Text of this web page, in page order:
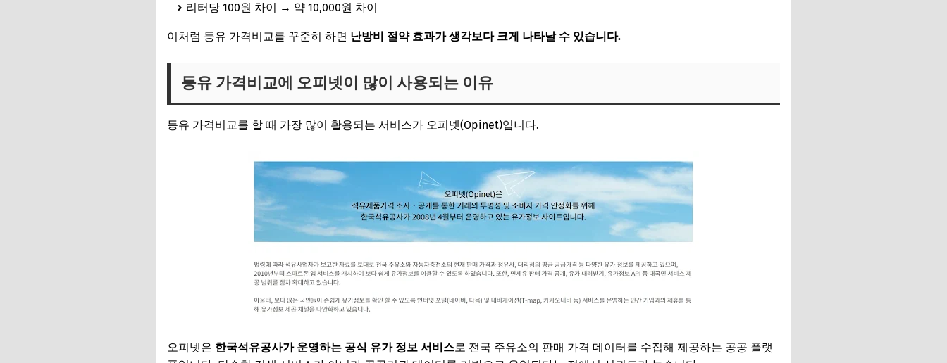
리터당 100원 차이 → 약 10,000원 차이
이처럼 등유 가격비교를 꾸준히 하면 난방비 절약 효과가 생각보다 크게 나타날 수 있습니다.
등유 가격비교에 오피넷이 많이 사용되는 이유
등유 가격비교를 할 때 가장 많이 활용되는 서비스가 오피넷(Opinet)입니다.
오피넷은 한국석유공사가 운영하는 공식 유가 정보 서비스로 전국 주유소의 판매 가격 데이터를 수집해 제공하는 공공 플랫